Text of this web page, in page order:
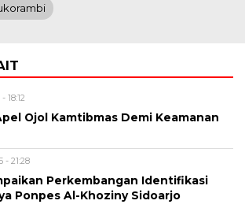
18:12
Ojol Kamtibmas Demi Keamanan
- 21:28
Perkembangan Identifikasi
Ponpes Al-Khoziny Sidoarjo